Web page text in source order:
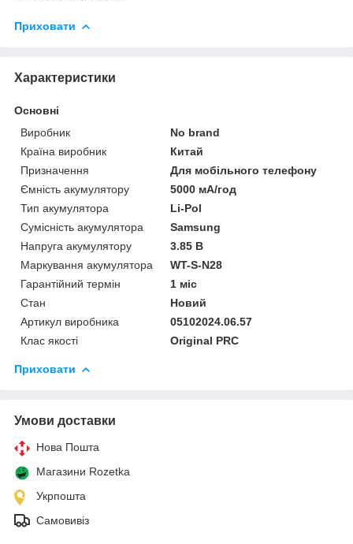
Приховати
Характеристики
Основні
Виробник
No brand
Країна виробник
Китай
Призначення
Для мобільного телефону
Ємність акумулятору
5000 мА/год
Тип акумулятора
Li-Pol
Сумісність акумулятора
Samsung
Напруга акумулятору
3.85 В
Маркування акумулятора
WT-S-N28
Гарантійний термін
1 міс
Стан
Новий
Артикул виробника
05102024.06.57
Клас якості
Original PRC
Приховати
Умови доставки
Нова Пошта
Магазини Rozetka
Укрпошта
Самовивіз